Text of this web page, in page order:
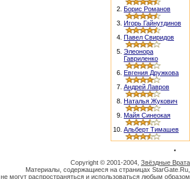
2. Борис Романов
3. Игорь Гайнутдинов
4. Павел Свиридов
5. Элеонора
Гавриленко
6. Евгения Дружкова
7. Андрей Лавров
8. Наталья Жукович
9. Майя Синеокая
10. Альберт Тимашев
Copyright © 2001-2004, Звёздные Врата
Материалы, содержащиеся на страницах StarGate.Ru,
не могут распространяться и использоваться любым образом